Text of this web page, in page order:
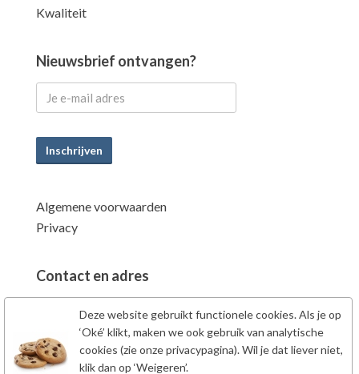
Deze website gebruikt functionele cookies. Als je op
‘Oké’ klikt, maken we ook gebruik van analytische
cookies (zie onze privacypagina). Wil je dat liever niet,
klik dan op ‘Weigeren’.
Kwaliteit
Nieuwsbrief ontvangen?
Inschrijven
Algemene voorwaarden
Privacy
Contact en adres
Power Supplements BV
Fahrenheitstraat 7
6662PZ Elst Gld
Nederland